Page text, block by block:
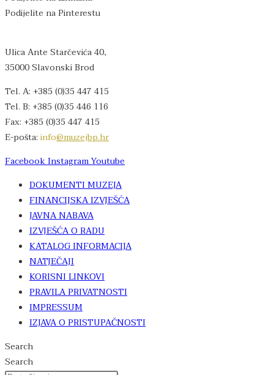
Podijelite na Pinterestu
Ulica Ante Starčevića 40,
35000 Slavonski Brod
Tel. A: +385 (0)35 447 415
Tel. B: +385 (0)35 446 116
Fax: +385 (0)35 447 415
E-pošta: info@muzejbp.hr
FacebookInstagramYoutube
DOKUMENTI MUZEJA
FINANCIJSKA IZVJEŠĆA
JAVNA NABAVA
IZVJEŠĆA O RADU
KATALOG INFORMACIJA
NATJEČAJI
KORISNI LINKOVI
PRAVILA PRIVATNOSTI
IMPRESSUM
IZJAVA O PRISTUPAČNOSTI
Search
Search